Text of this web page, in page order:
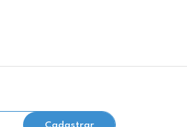
Cadastrar